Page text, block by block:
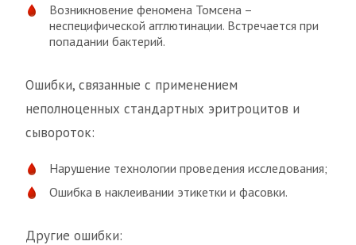
Возникновение феномена Томсена –
неспецифической агглютинации. Встречается при
попадании бактерий.
Ошибки, связанные с применением
неполноценных стандартных эритроцитов и
сывороток:
Нарушение технологии проведения исследования;
Ошибка в наклеивании этикетки и фасовки.
Другие ошибки: